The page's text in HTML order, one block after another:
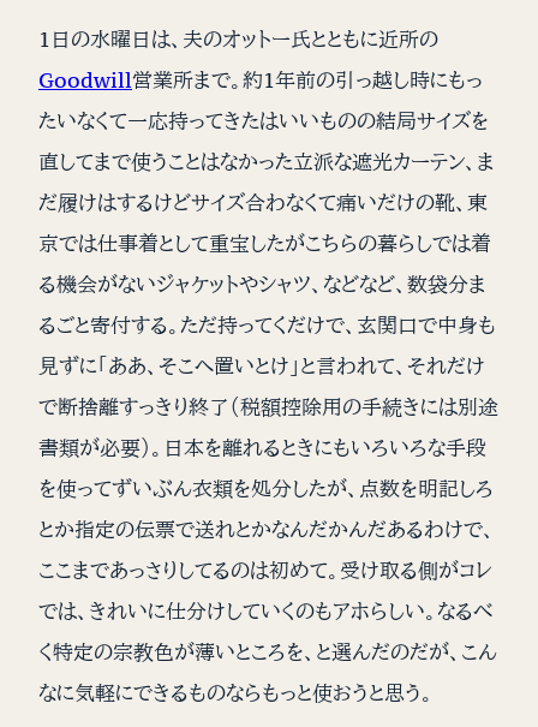
1日の水曜日は、夫のオットー氏とともに近所の
Goodwill営業所まで。約1年前の引っ越し時にもっ
たいなくて一応持ってきたはいいものの結局サイズを
直してまで使うことはなかった立派な遮光カーテン、ま
だ履けはするけどサイズ合わなくて痛いだけの靴、東
京では仕事着として重宝したがこちらの暮らしでは着
る機会がないジャケットやシャツ、などなど、数袋分ま
るごと寄付する。ただ持ってくだけで、玄関口で中身も
見ずに「ああ、そこへ置いとけ」と言われて、それだけ
で断捨離すっきり終了（税額控除用の手続きには別途
書類が必要）。日本を離れるときにもいろいろな手段
を使ってずいぶん衣類を処分したが、点数を明記しろ
とか指定の伝票で送れとかなんだかんだあるわけで、
ここまであっさりしてるのは初めて。受け取る側がコレ
では、きれいに仕分けしていくのもアホらしい。なるべ
く特定の宗教色が薄いところを、と選んだのだが、こん
なに気軽にできるものならもっと使おうと思う。